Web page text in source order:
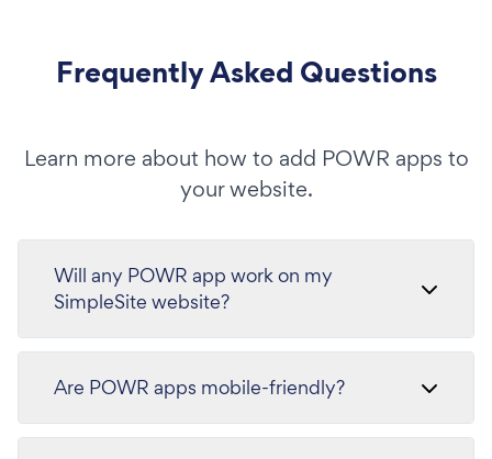
Frequently Asked Questions
Learn more about how to add POWR apps to
your website.
Will any POWR app work on my
SimpleSite website?
Are POWR apps mobile-friendly?